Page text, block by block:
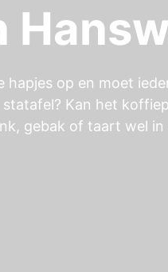
op en moet
Kan het
gebak of taart wel in